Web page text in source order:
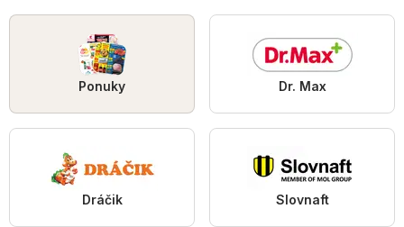
Ponuky Dr. Max
Dráčik Slovnaft